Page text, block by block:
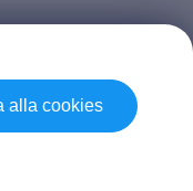
alla cookies